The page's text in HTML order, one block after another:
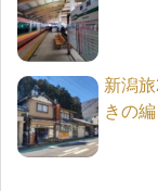
新潟
きの編